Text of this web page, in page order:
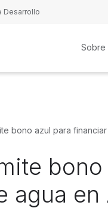
Desarrollo
Sobre
bono azul para
agua